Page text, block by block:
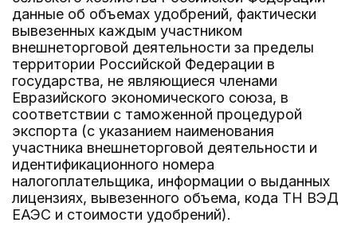
данные об объемах удобрений, фактически
вывезенных каждым участником
внешнеторговой деятельности за пределы
территории Российской Федерации в
государства, не являющиеся членами
Евразийского экономического союза, в
соответствии с таможенной процедурой
экспорта (с указанием наименования
участника внешнеторговой деятельности и
идентификационного номера
налогоплательщика, информации о выданных
лицензиях, вывезенного объема, кода ТН ВЭД
ЕАЭС и стоимости удобрений).